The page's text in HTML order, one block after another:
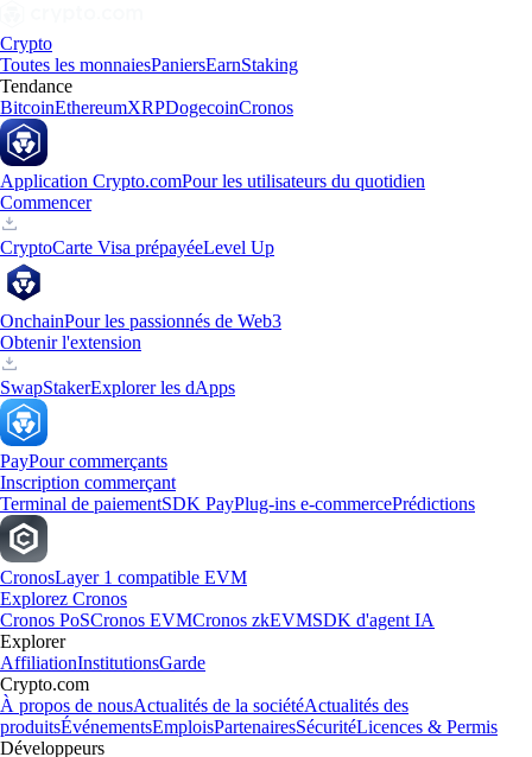
Crypto
Toutes les monnaiesPaniersEarnStaking
Tendance
BitcoinEthereumXRPDogecoinCronos
Application Crypto.comPour les utilisateurs du quotidien
Commencer
CryptoCarte Visa prépayéeLevel Up
OnchainPour les passionnés de Web3
Obtenir l'extension
SwapStakerExplorer les dApps
PayPour commerçants
Inscription commerçant
Terminal de paiementSDK PayPlug-ins e-commercePrédictions
CronosLayer 1 compatible EVM
Explorez Cronos
Cronos PoSCronos EVMCronos zkEVMSDK d'agent IA
Explorer
AffiliationInstitutionsGarde
Crypto.com
À propos de nousActualités de la sociétéActualités des
produitsÉvénementsEmploisPartenairesSécuritéLicences & Permis
Développeurs